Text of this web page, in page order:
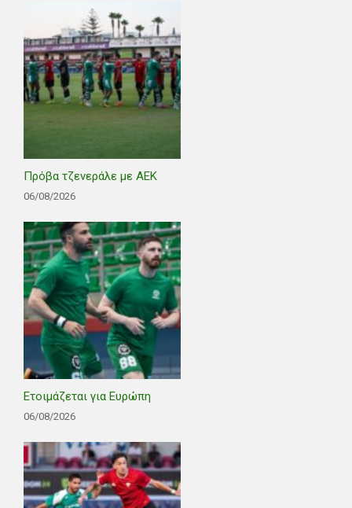
Πρόβα τζενεράλε με ΑΕΚ
06/08/2026
Ετοιμάζεται για Ευρώπη
06/08/2026